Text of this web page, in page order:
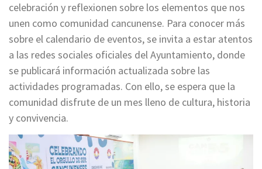
celebración y reflexionen sobre los elementos que nos
unen como comunidad cancunense. Para conocer más
sobre el calendario de eventos, se invita a estar atentos
a las redes sociales oficiales del Ayuntamiento, donde
se publicará información actualizada sobre las
actividades programadas. Con ello, se espera que la
comunidad disfrute de un mes lleno de cultura, historia
y convivencia.